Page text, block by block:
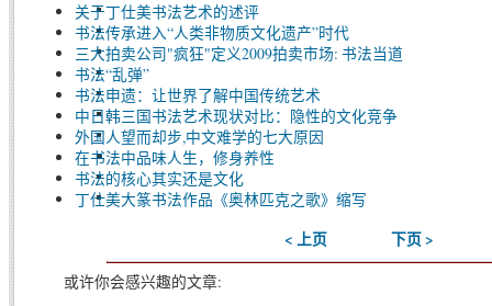
关于丁仕美书法艺术的述评
书法传承进入“人类非物质文化遗产”时代
三大拍卖公司"疯狂"定义2009拍卖市场: 书法当道
书法“乱弹”
书法申遗：让世界了解中国传统艺术
中日韩三国书法艺术现状对比：隐性的文化竞争
外国人望而却步,中文难学的七大原因
在书法中品味人生，修身养性
书法的核心其实还是文化
丁仕美大篆书法作品《奥林匹克之歌》缩写
< 上页 下页 >
或许你会感兴趣的文章: